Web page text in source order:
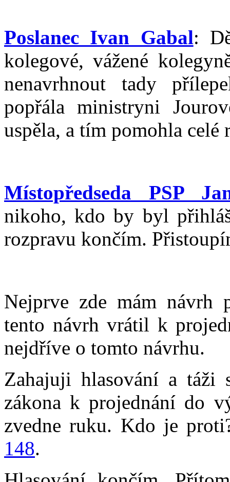
Poslanec Ivan Gabal:
kolegové, vážené
nenavrhnout tady
popřála ministryni
uspěla, a tím pomohla
Místopředseda PSP
nikoho, kdo by byl
rozpravu končím.
Nejprve zde mám návrh
tento návrh vrátil k
nejdříve o tomto návrhu.
Zahajuji hlasování a táži
zákona k projednání do
zvedne ruku. Kdo je
148.